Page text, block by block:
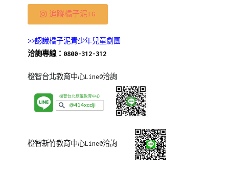
追蹤橘子泥IG
>>認識橘子泥青少年兒童劇團
洽詢專線：0800-312-312
橙智台北教育中心Line@洽詢
橙智新竹教育中心Line@洽詢